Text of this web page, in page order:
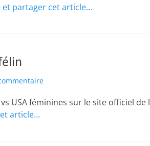
partager cet article…
USA féminines sur le site officiel de
article…